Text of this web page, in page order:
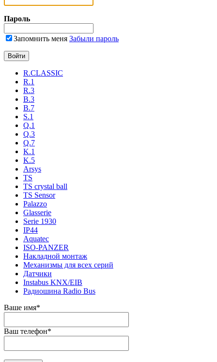
Пароль
Запомнить меня Забыли пароль
R.CLASSIC
R.1
R.3
B.3
B.7
S.1
Q.1
Q.3
Q.7
K.1
K.5
Arsys
TS
TS crystal ball
TS Sensor
Palazzo
Glasserie
Serie 1930
IP44
Aquatec
ISO-PANZER
Накладной монтаж
Механизмы для всех серий
Датчики
Instabus KNX/EIB
Радиошина Radio Bus
Ваше имя*
Ваш телефон*